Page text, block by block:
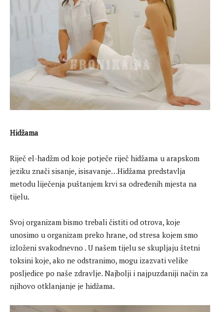
Hidžama
Riječ el-hadžm od koje potječe riječ hidžama u arapskom
jeziku znači sisanje, isisavanje…Hidžama predstavlja
metodu liječenja puštanjem krvi sa određenih mjesta na
tijelu.
Svoj organizam bismo trebali čistiti od otrova, koje
unosimo u organizam preko hrane, od stresa kojem smo
izloženi svakodnevno . U našem tijelu se skupljaju štetni
toksini koje, ako ne odstranimo, mogu izazvati velike
posljedice po naše zdravlje. Najbolji i najpuzdaniji način za
njihovo otklanjanje je hidžama.